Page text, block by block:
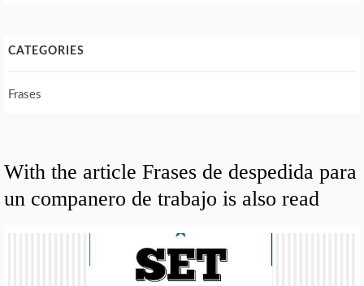
CATEGORIES
Frases
With the article Frases de despedida para
un companero de trabajo is also read